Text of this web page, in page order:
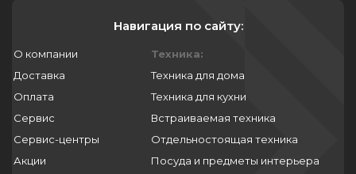
Навигация по сайту:
О компании
Доставка
Оплата
Сервис
Сервис-центры
Акции
Техника:
Техника для дома
Техника для кухни
Встраиваемая техника
Отдельностоящая техника
Посуда и предметы интерьера